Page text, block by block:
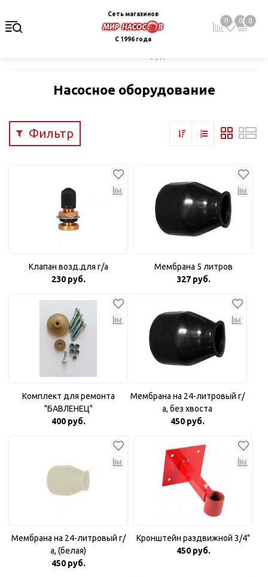
Сеть магазинов
С 1996 года
0 0 0
Насосное оборудование
Фильтр
Клапан возд.для г/а
230 руб.
Мембрана 5 литров
327 руб.
Комплект для ремонта
"БАВЛЕНЕЦ"
400 руб.
Мембрана на 24-литровый г/
а, без хвоста
450 руб.
Мембрана на 24-литровый г/
а, (белая)
450 руб.
Кронштейн раздвижной 3/4"
450 руб.